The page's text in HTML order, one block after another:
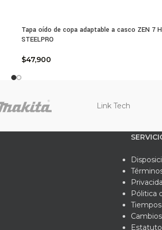
para ajuste perfecto.
y ultra liviano.
UVB Nivel U6.
es resistente a salpicaduras, impactos de
y cómoda de usar durante toda la
rendimiento de las monogafas de
la mejor protección para tus ojos.
Tapa oído de copa adaptable a casco ZEN 7
STEELPRO
$47,900
Link Tech
Pólitica